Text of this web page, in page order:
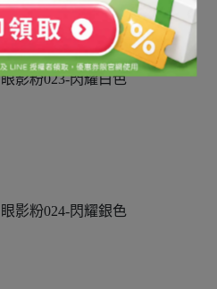
眼影粉023-閃耀白色
眼影粉024-閃耀銀色